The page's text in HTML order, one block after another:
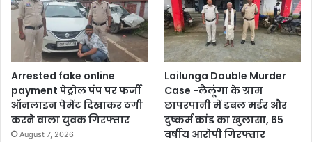
Arrested fake online
payment पेट्रोल पंप पर फर्जी
ऑनलाइन पेमेंट दिखाकर ठगी
करने वाला युवक गिरफ्तार
August 7, 2026
Lailunga Double Murder
Case -लैलूंगा के ग्राम
छापरपानी में डबल मर्डर और
दुष्कर्म कांड का खुलासा, 65
वर्षीय आरोपी गिरफ्तार